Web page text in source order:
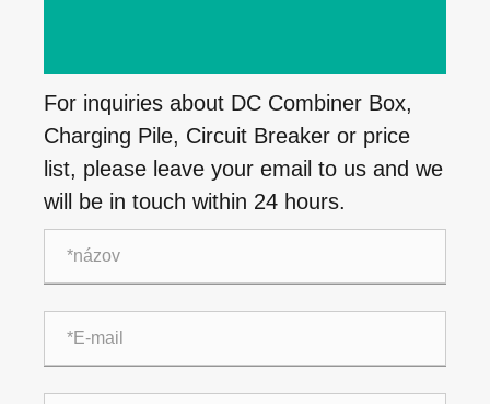
For inquiries about DC Combiner Box,
Charging Pile, Circuit Breaker or price
list, please leave your email to us and we
will be in touch within 24 hours.